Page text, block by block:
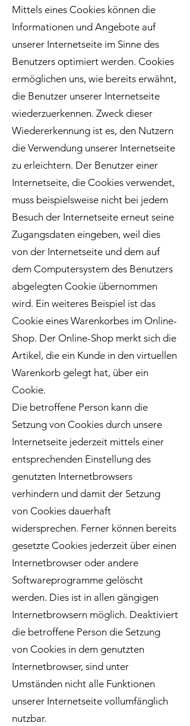
Mittels eines Cookies können die
Informationen und Angebote auf
unserer Internetseite im Sinne des
Benutzers optimiert werden. Cookies
ermöglichen uns, wie bereits erwähnt,
die Benutzer unserer Internetseite
wiederzuerkennen. Zweck dieser
Wiedererkennung ist es, den Nutzern
die Verwendung unserer Internetseite
zu erleichtern. Der Benutzer einer
Internetseite, die Cookies verwendet,
muss beispielsweise nicht bei jedem
Besuch der Internetseite erneut seine
Zugangsdaten eingeben, weil dies
von der Internetseite und dem auf
dem Computersystem des Benutzers
abgelegten Cookie übernommen
wird. Ein weiteres Beispiel ist das
Cookie eines Warenkorbes im Online-
Shop. Der Online-Shop merkt sich die
Artikel, die ein Kunde in den virtuellen
Warenkorb gelegt hat, über ein
Cookie.
Die betroffene Person kann die
Setzung von Cookies durch unsere
Internetseite jederzeit mittels einer
entsprechenden Einstellung des
genutzten Internetbrowsers
verhindern und damit der Setzung
von Cookies dauerhaft
widersprechen. Ferner können bereits
gesetzte Cookies jederzeit über einen
Internetbrowser oder andere
Softwareprogramme gelöscht
werden. Dies ist in allen gängigen
Internetbrowsern möglich. Deaktiviert
die betroffene Person die Setzung
von Cookies in dem genutzten
Internetbrowser, sind unter
Umständen nicht alle Funktionen
unserer Internetseite vollumfänglich
nutzbar.